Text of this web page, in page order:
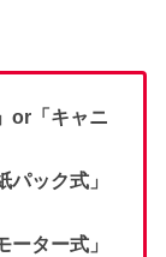
or「キャニ
ック式」
ター式」